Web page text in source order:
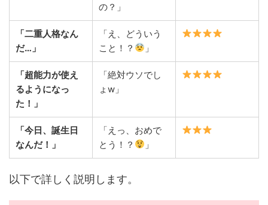
の？」
「二重人格なん
だ…」
「え、どういう
こと！？
」
「超能力が使え
るようになっ
た！」
「絶対ウソでし
ょw」
「今日、誕生日
なんだ！」
「えっ、おめで
とう！？
」
以下で詳しく説明します。